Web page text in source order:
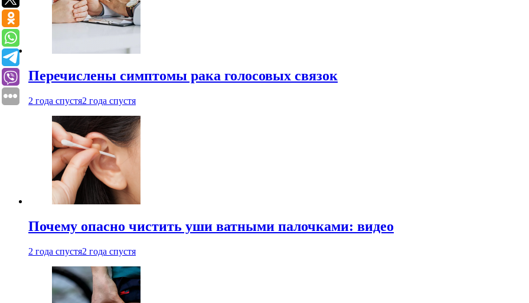
Перечислены симптомы рака голосовых связок
2 года спустя2 года спустя
Почему опасно чистить уши ватными палочками: видео
2 года спустя2 года спустя